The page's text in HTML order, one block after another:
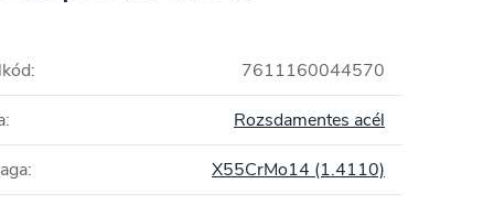
: 7611160044570
: Rozsdamentes acél
: X55CrMo14 (1.4110)